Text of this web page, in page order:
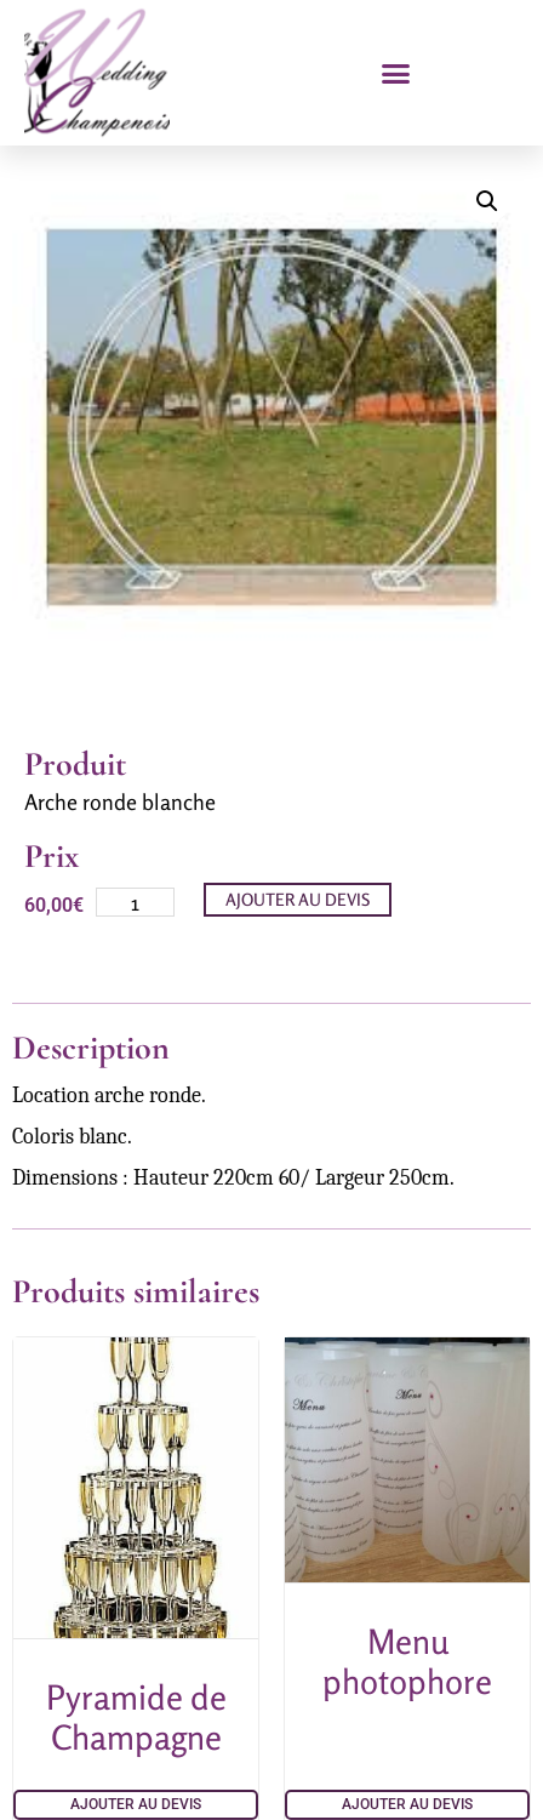
Produit
Arche ronde blanche
Prix
60,00€ AJOUTER AU DEVIS
Description
Location arche ronde.
Coloris blanc.
Dimensions : Hauteur 220cm 60/ Largeur 250cm.
Produits similaires
Pyramide de
Champagne
AJOUTER AU DEVIS
Menu
photophore
AJOUTER AU DEVIS